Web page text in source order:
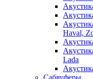
Haval,
Lada
Сабвуферы